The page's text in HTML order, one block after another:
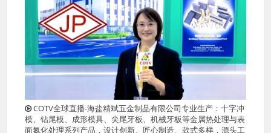
COTV全球直播-海盐精斌五金制品有限公司专业生产：十字冲
模、钻尾模、成形模具、尖尾牙板、机械牙板等金属热处理与表
面氮化处理系列产品，设计创新、匠心制造、款式多样，源头工